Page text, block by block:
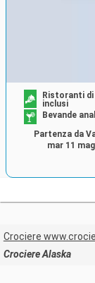
Ristoranti
inclusi
Bevande
Partenza da
mar 11
Crociere
Crociere Alaska